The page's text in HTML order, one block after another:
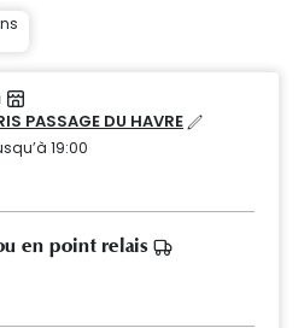
PASSAGE DU HAVRE
19:00
en point relais